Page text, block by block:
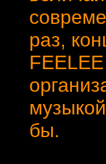
раз,
бы.